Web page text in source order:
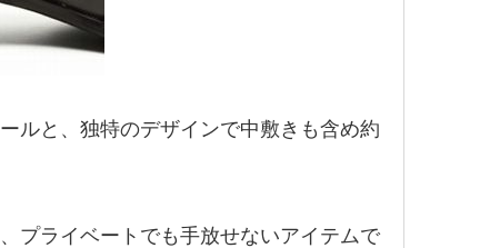
ルと、独特のデザインで中敷きも含め約
プライベートでも手放せないアイテムで